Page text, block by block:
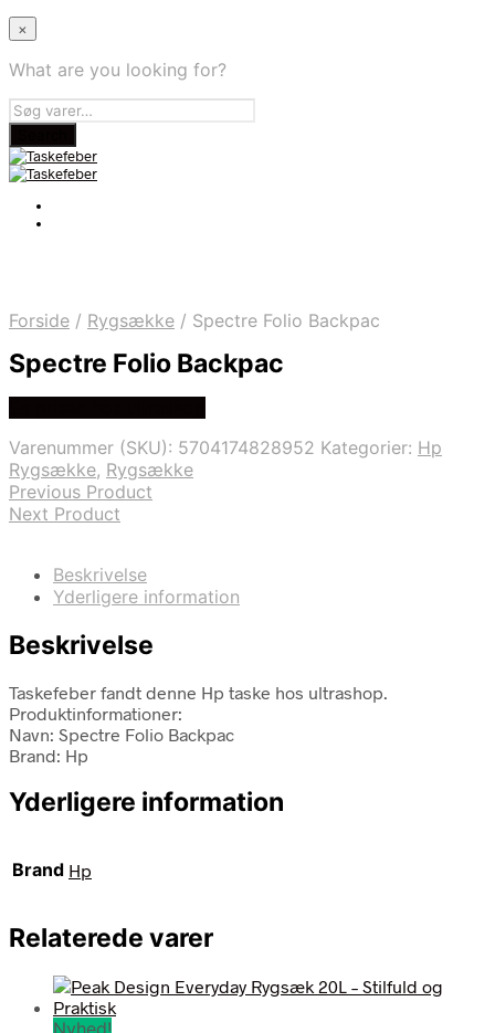
×
What are you looking for?
Forside / Rygsække / Spectre Folio Backpac
Spectre Folio Backpac
Varenummer (SKU): 5704174828952 Kategorier: Hp
Rygsække, Rygsække
Previous Product
Next Product
Beskrivelse
Yderligere information
Beskrivelse
Taskefeber fandt denne Hp taske hos ultrashop.
Produktinformationer:
Navn: Spectre Folio Backpac
Brand: Hp
Yderligere information
Brand Hp
Relaterede varer
Nyhed!